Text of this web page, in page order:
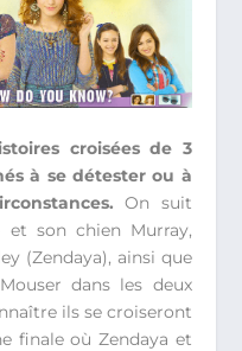
croisées de 3
à se détester ou à
On suit
et son chien Murray,
(Zendaya), ainsi que
dans les deux
ils se croiseront
finale où Zendaya et